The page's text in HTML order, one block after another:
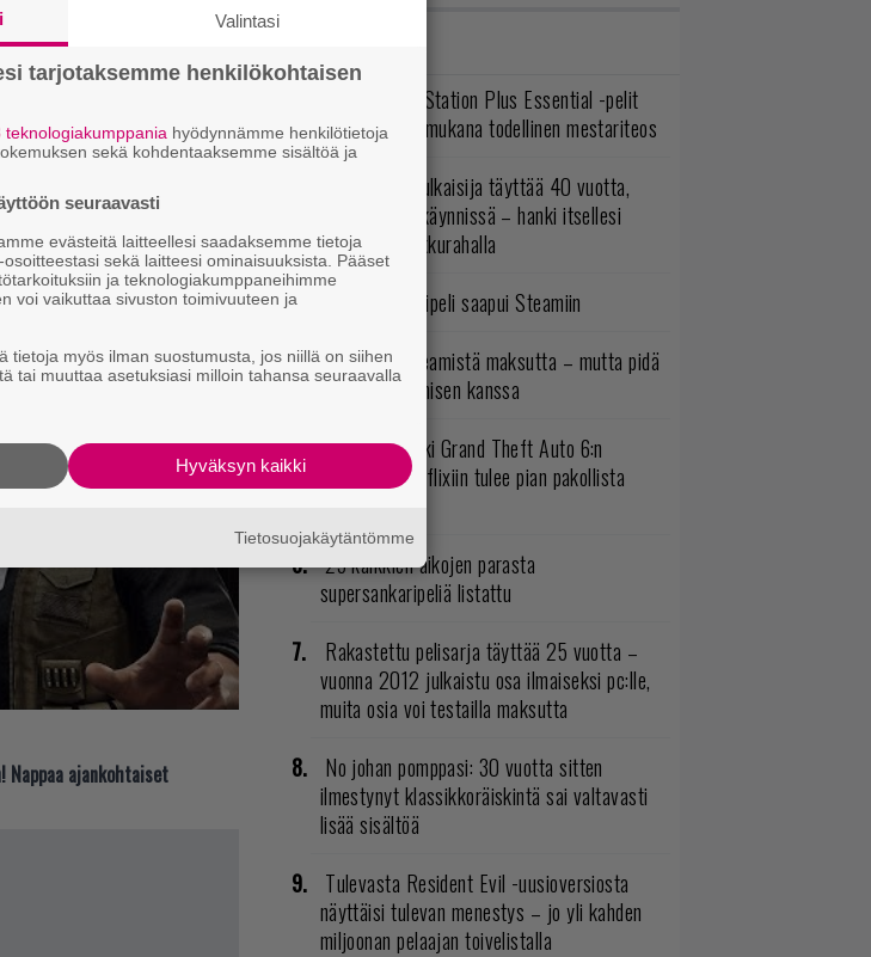
ajankohtaiset
Elokuun PlayStation Plus Essential -pelit
ilmestyivät – mukana todellinen mestariteos
Rakastettu julkaisija täyttää 40 vuotta,
valtavat alet käynnissä – hanki itsellesi
klassikoita pikkurahalla
Ubisoftin hittipeli saapui Steamiin
Loistopeli Steamistä maksutta – mutta pidä
kiirettä lataamisen kanssa
Huomio, kaikki Grand Theft Auto 6:n
odottajat: Netflixiin tulee pian pakollista
25 kaikkien aikojen parasta
supersankaripeliä listattu
Rakastettu pelisarja täyttää 25 vuotta –
vuonna 2012 julkaistu osa ilmaiseksi pc:lle,
muita osia voi testailla maksutta
No johan pomppasi: 30 vuotta sitten
ilmestynyt klassikkoräiskintä sai valtavasti
lisää sisältöä
Tulevasta Resident Evil -uusioversiosta
näyttäisi tulevan menestys – jo yli kahden
miljoonan pelaajan toivelistalla
Valintasi
tarjotaksemme henkilökohtaisen
teknologiakumppania hyödynnämme henkilötietoja
sekä kohdentaaksemme sisältöä ja
seuraavasti
evästeitä laitteellesi saadaksemme tietoja
sekä laitteesi ominaisuuksista. Pääset
ja teknologiakumppaneihimme
voi vaikuttaa sivuston toimivuuteen ja
tietoja myös ilman suostumusta, jos niillä on siihen
tai muuttaa asetuksiasi milloin tahansa seuraavalla
Hyväksyn kaikki
Tietosuojakäytäntömme